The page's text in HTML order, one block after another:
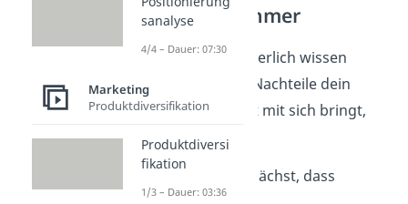
Franchisenehmer
Nun willst du sicherlich wissen
welche Vor- und Nachteile dein
neues Restaurant mit sich bringt,
oder?
ist zunächst, dass
sanalyse
4/4 – Dauer: 07:30
Marketing
Produktdiversifikation
Produktdiversi
fikation
1/3 – Dauer: 03:36